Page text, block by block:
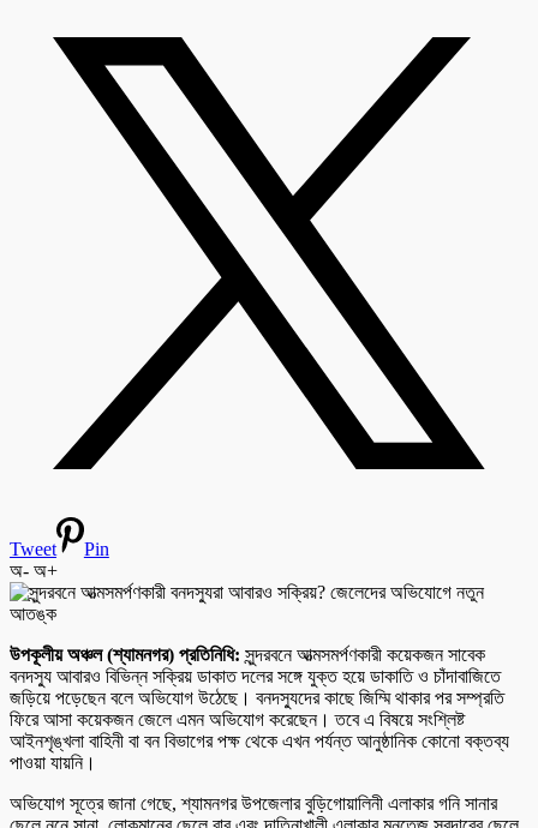
Tweet
Pin
অ- অ+
উপকূলীয় অঞ্চল (শ্যামনগর) প্রতিনিধি: সুন্দরবনে আত্মসমর্পণকারী কয়েকজন সাবেক
বনদস্যু আবারও বিভিন্ন সক্রিয় ডাকাত দলের সঙ্গে যুক্ত হয়ে ডাকাতি ও চাঁদাবাজিতে
জড়িয়ে পড়েছেন বলে অভিযোগ উঠেছে। বনদস্যুদের কাছে জিম্মি থাকার পর সম্প্রতি
ফিরে আসা কয়েকজন জেলে এমন অভিযোগ করেছেন। তবে এ বিষয়ে সংশ্লিষ্ট
আইনশৃঙ্খলা বাহিনী বা বন বিভাগের পক্ষ থেকে এখন পর্যন্ত আনুষ্ঠানিক কোনো বক্তব্য
পাওয়া যায়নি।
অভিযোগ সূত্রে জানা গেছে, শ্যামনগর উপজেলার বুড়িগোয়ালিনী এলাকার গনি সানার